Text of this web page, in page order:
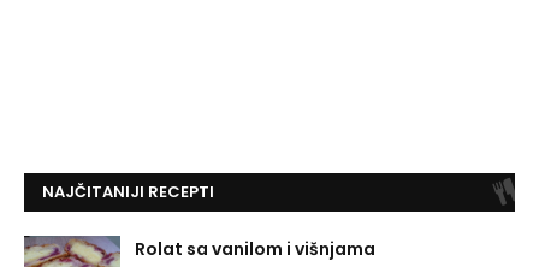
NAJČITANIJI RECEPTI
Rolat sa vanilom i višnjama